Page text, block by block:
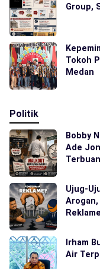
Group,
Tokoh
Medan
Politik
Bobby
Ade
Ujug-
Arogan,
Reklame
Irham
Air